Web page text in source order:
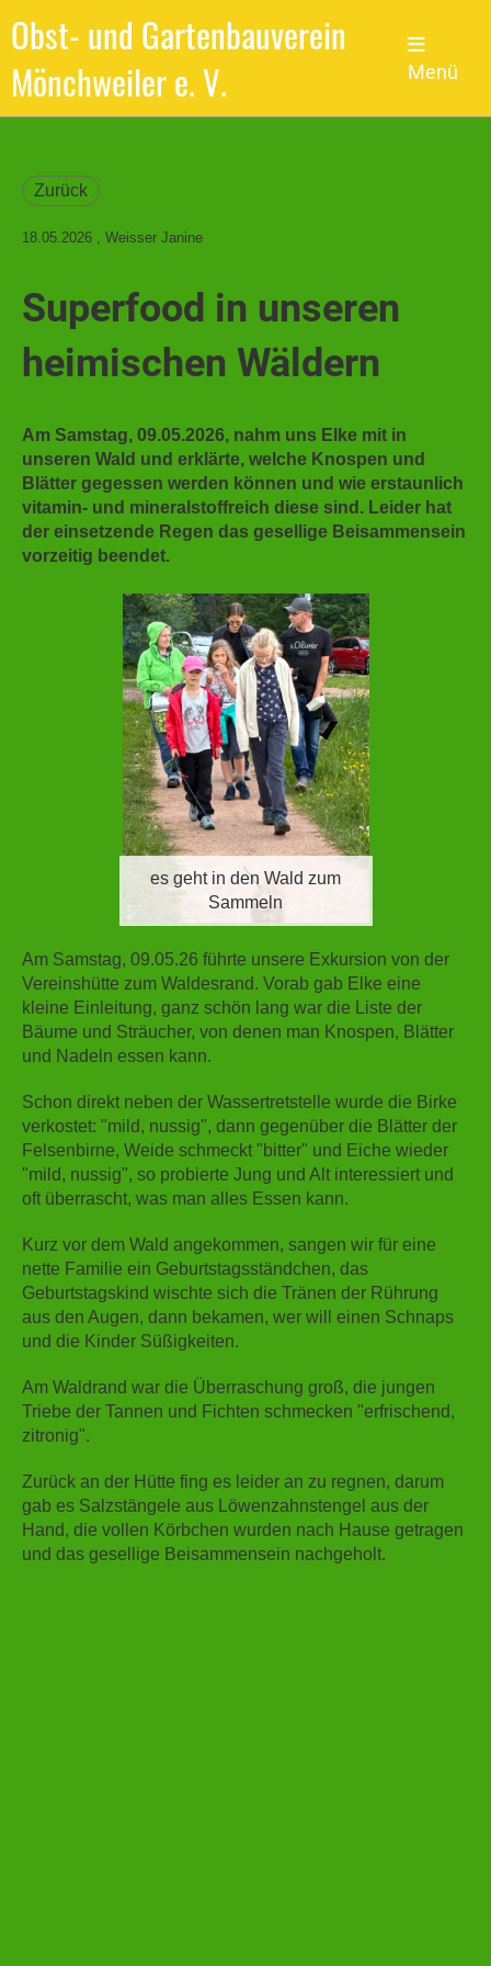
Obst- und Gartenbauverein
Mönchweiler e. V.
Menü
Zurück
18.05.2026 , Weisser Janine
Superfood in unseren
heimischen Wäldern
Am Samstag, 09.05.2026, nahm uns Elke mit in
unseren Wald und erklärte, welche Knospen und
Blätter gegessen werden können und wie erstaunlich
vitamin- und mineralstoffreich diese sind. Leider hat
der einsetzende Regen das gesellige Beisammensein
vorzeitig beendet.
es geht in den Wald zum
Sammeln
Am Samstag, 09.05.26 führte unsere Exkursion von der
Vereinshütte zum Waldesrand. Vorab gab Elke eine
kleine Einleitung, ganz schön lang war die Liste der
Bäume und Sträucher, von denen man Knospen, Blätter
und Nadeln essen kann.
Schon direkt neben der Wassertretstelle wurde die Birke
verkostet: "mild, nussig", dann gegenüber die Blätter der
Felsenbirne, Weide schmeckt "bitter" und Eiche wieder
"mild, nussig", so probierte Jung und Alt interessiert und
oft überrascht, was man alles Essen kann.
Kurz vor dem Wald angekommen, sangen wir für eine
nette Familie ein Geburtstagsständchen, das
Geburtstagskind wischte sich die Tränen der Rührung
aus den Augen, dann bekamen, wer will einen Schnaps
und die Kinder Süßigkeiten.
Am Waldrand war die Überraschung groß, die jungen
Triebe der Tannen und Fichten schmecken "erfrischend,
zitronig".
Zurück an der Hütte fing es leider an zu regnen, darum
gab es Salzstängele aus Löwenzahnstengel aus der
Hand, die vollen Körbchen wurden nach Hause getragen
und das gesellige Beisammensein nachgeholt.